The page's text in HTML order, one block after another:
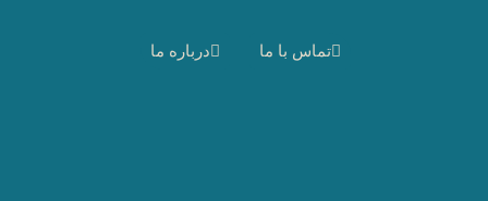
تماس با ما درباره ما